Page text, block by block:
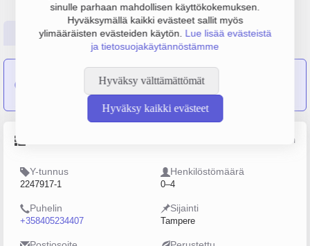
sinulle parhaan mahdollisen käyttökokemuksen.
Hyväksymällä kaikki evästeet sallit myös
ylimääräisten evästeiden käytön. Lue lisää evästeistä
ja tietosuojakäytännöstämme
Hyväksy välttämättömät
Hyväksy kaikki evästeet
Perustiedot Tilinpäätösluvut Päättäjätiedot
Markkinointitoimisto Aito Finland Oy
yritykseen Kampin Sirkus Oy
Lähde: YTJ, PRH, Traficom
Y-tunnus
2247917-1
Henkilöstömäärä
0–4
Puhelin
+358405234407
Sijainti
Tampere